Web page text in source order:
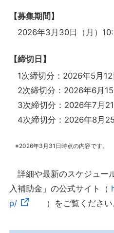
【募集期間】
2026年3月30日（月）
【締切日】
1次締切分：2026年5月
2次締切分：2026年6月
3次締切分：2026年7月
4次締切分：2026年8月
※2026年3月31日時点の内容です。
詳細や最新のスケジュー
入補助金」の公式サイト（
p/
）をご覧ください